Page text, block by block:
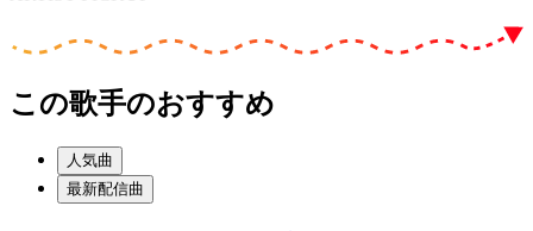
この歌手のおすすめ
人気曲
最新配信曲